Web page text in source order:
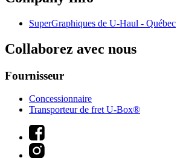
SuperGraphiques de U-Haul - Québec
Collaborez avec nous
Fournisseur
Concessionnaire
Transporteur de fret U-Box®